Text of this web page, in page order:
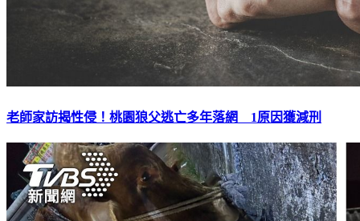
老師家訪揭性侵！桃園狼父逃亡多年落網 1原因獲減刑